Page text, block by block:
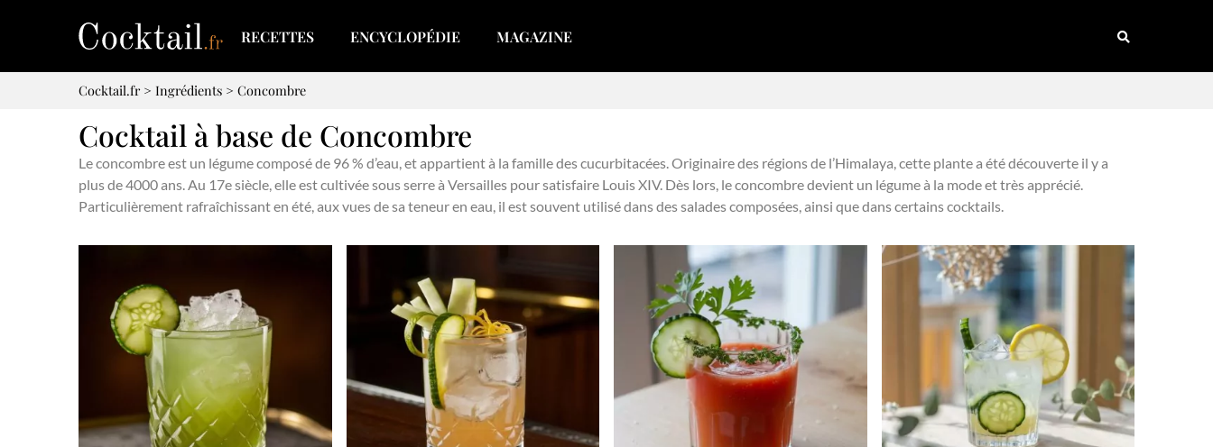
RECETTES ENCYCLOPÉDIE MAGAZINE
Cocktail.fr> Ingrédients > Concombre
Cocktail à base de Concombre
Le concombre est un légume composé de 96 % d’eau, et appartient à la famille des cucurbitacées. Originaire des régions de l’Himalaya, cette plante a été découverte il y a
plus de 4000 ans. Au 17e siècle, elle est cultivée sous serre à Versailles pour satisfaire Louis XIV. Dès lors, le concombre devient un légume à la mode et très apprécié.
Particulièrement rafraîchissant en été, aux vues de sa teneur en eau, il est souvent utilisé dans des salades composées, ainsi que dans certains cocktails.